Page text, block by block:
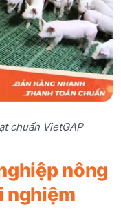
chuẩn VietGAP
nông
nghiệm